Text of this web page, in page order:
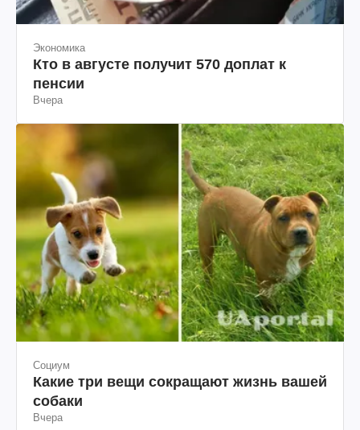
Экономика
Кто в августе получит 570 доплат к
пенсии
Вчера
Социум
Какие три вещи сокращают жизнь вашей
собаки
Вчера